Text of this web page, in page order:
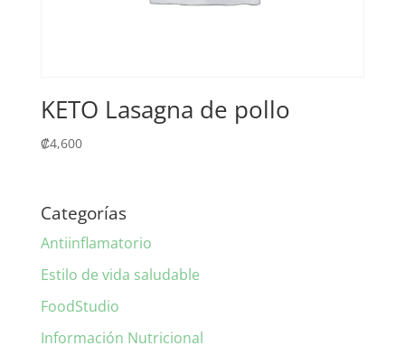
KETO Lasagna de pollo
₡4,600
Categorías
Antiinflamatorio
Estilo de vida saludable
FoodStudio
Información Nutricional